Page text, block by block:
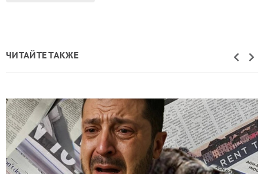
ЧИТАЙТЕ ТАКЖЕ